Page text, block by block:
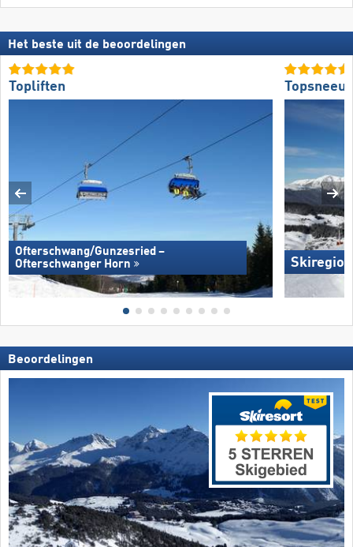
Het beste uit de beoordelingen
Topliften
Ofterschwang/​Gunzesried –
Ofterschwanger Horn
Beoordelingen